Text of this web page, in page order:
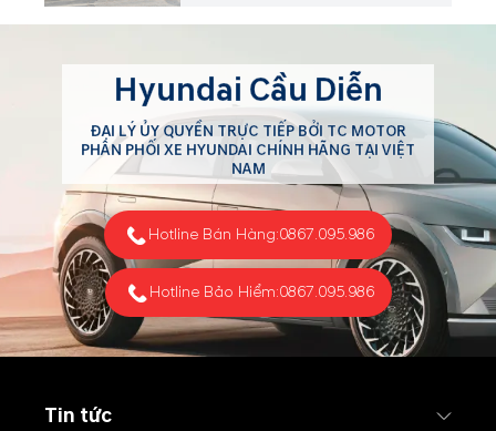
Hyundai Cầu Diễn
ĐẠI LÝ ỦY QUYỀN TRỰC TIẾP BỞI TC MOTOR
PHÂN PHỐI XE HYUNDAI CHÍNH HÃNG TẠI VIỆT
NAM
Hotline Bán Hàng:0867.095.986
Hotline Bảo Hiểm:0867.095.986
Tin tức